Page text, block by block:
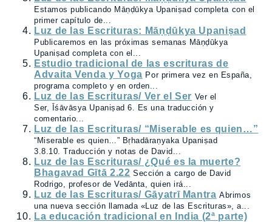
Estamos publicando Māṇḍūkya Upaniṣad completa con el
primer capítulo de...
Luz de las Escrituras: Māṇḍūkya Upaniṣad
Publicaremos en las próximas semanas Māṇḍūkya
Upaniṣad completa con el...
Estudio tradicional de las escrituras de
Advaita Venda y Yoga Por primera vez en España,
programa completo y en orden...
Luz de las Escrituras/ Ver el Ser Ver el
Ser, Īśāvāsya Upaniṣad 6. Es una traducción y
comentario...
Luz de las Escrituras/ “Miserable es quien…”
“Miserable es quien…” Bṛhadāraṇyaka Upaniṣad
3.8.10. Traducción y notas de David...
Luz de las Escrituras/ ¿Qué es la muerte?
Bhagavad Gītā 2.22 Sección a cargo de David
Rodrigo, profesor de Vedānta, quien irá...
Luz de las Escrituras/ Gāyatrī Mantra Abrimos
una nueva sección llamada «Luz de las Escrituras», a...
La educación tradicional en India (2ª parte)